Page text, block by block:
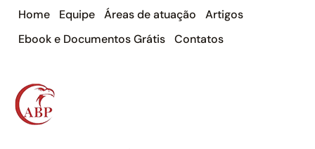
Home Equipe Áreas de atuação
Artigos
Ebook e Documentos Grátis
Contatos